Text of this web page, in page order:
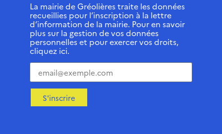
La mairie de Gréolières traite les données
recueillies pour l’inscription à la lettre
d’information de la mairie. Pour en savoir
plus sur la gestion de vos données
personnelles et pour exercer vos droits,
cliquez ici.
S'inscrire